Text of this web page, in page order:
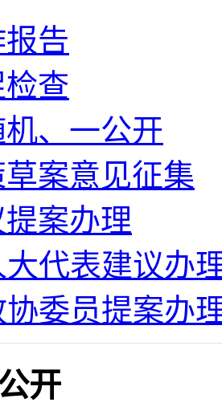
告
查
、一公开
案意见征集
案办理
大代表建议办
协委员提案办
开